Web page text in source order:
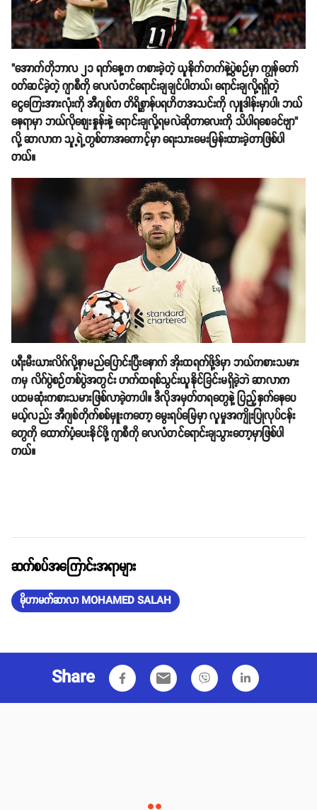
"အောက်တိုဘာလ ၂၁ ရက်နေ့က ကစားခဲ့တဲ့ ယူနိုက်တက်နဲ့ပွဲစဉ်မှာ ကျွန်တော်
ဝတ်ဆင်ခဲ့တဲ့ ဂျာစီကို လေလံတင်ရောင်းချချင်ပါတယ်၊ ရောင်းချလို့ရရှိတဲ့
ငွေကြေးအားလုံးကို အီဂျစ်က တိရိစ္ဆာန်ပရဟိတအသင်းကို လှူဒါန်းမှာပါ၊ ဘယ်
နေရာမှာ ဘယ်လိုစျေးနှုန်းနဲ့ ရောင်းချလို့ရမလဲဆိုတာလေးကို သိပါရစေခင်ဗျာ"
လို့ ဆာလာက သူ့ရဲ့တွစ်တာအကောင့်မှာ ရေးသားမေးမြန်းထားခဲ့တာဖြစ်ပါ
တယ်။
ပရီးမီးယားလိဂ်လို့နာမည်ပြောင်းပြီးနောက် အိုးထရက်ဖို့ဒ်မှာ ဘယ်ကစားသမား
ကမှ လိဂ်ပွဲစဉ်တစ်ပွဲအတွင်း ဟက်ထရစ်သွင်းယူနိုင်ခြင်းမရှိခဲ့ဘဲ ဆာလာက
ပထမဆုံးကစားသမားဖြစ်လာခဲ့တာပါ။ ဒီလိုအမှတ်တရတွေနဲ့ ပြည့်နှက်နေပေ
မယ့်လည်း အီဂျစ်တိုက်စစ်မှူးကတော့ မွေးရပ်မြေမှာ လူမှုအကျိုးပြုလုပ်ငန်း
တွေကို ထောက်ပံ့ပေးနိုင်ဖို့ ဂျာစီကို လေလံတင်ရောင်းချသွားတော့မှာဖြစ်ပါ
တယ်။
ဆက်စပ်အကြောင်းအရာများ
မိုဟာမက်ဆာလာ MOHAMED SALAH
Share email